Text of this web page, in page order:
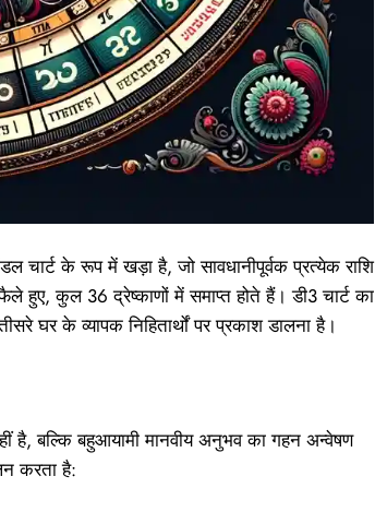
चार्ट के रूप में खड़ा है, जो सावधानीपूर्वक प्रत्येक राशि
हुए, कुल 36 द्रेष्काणों में समाप्त होते हैं। डी3 चार्ट का
घर के व्यापक निहितार्थों पर प्रकाश डालना है।
है, बल्कि बहुआयामी मानवीय अनुभव का गहन अन्वेषण
करता है: